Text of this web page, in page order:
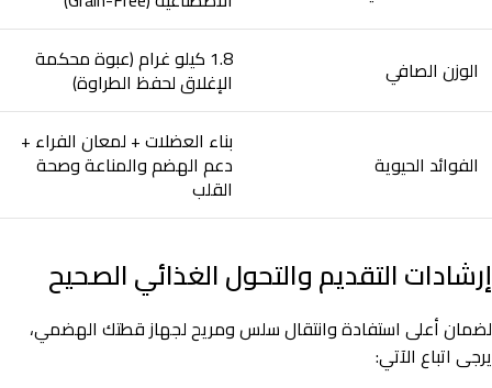
الوزن الصافي 1.8 كيلو غرام (عبوة محكمة
الإغلاق لحفظ الطراوة)
الفوائد الحيوية
بناء العضلات + لمعان الفراء +
دعم الهضم والمناعة وصحة
القلب
إرشادات التقديم والتحول الغذائي الصحيح
لضمان أعلى استفادة وانتقال سلس ومريح لجهاز قطتك الهضمي،
يرجى اتباع الآتي: